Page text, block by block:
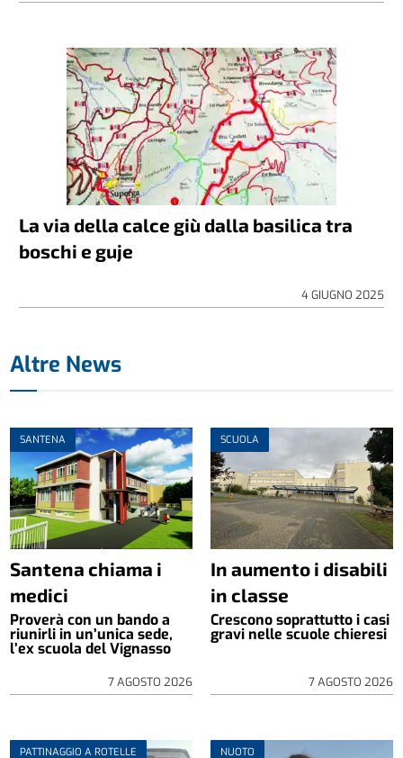
La via della calce giù dalla basilica tra
boschi e guje
4 GIUGNO 2025
Altre News
SANTENA
Santena chiama i
medici
Proverà con un bando a
riunirli in un’unica sede,
l’ex scuola del Vignasso
7 AGOSTO 2026
SCUOLA
In aumento i disabili
in classe
Crescono soprattutto i casi
gravi nelle scuole chieresi
7 AGOSTO 2026
PATTINAGGIO A ROTELLE NUOTO